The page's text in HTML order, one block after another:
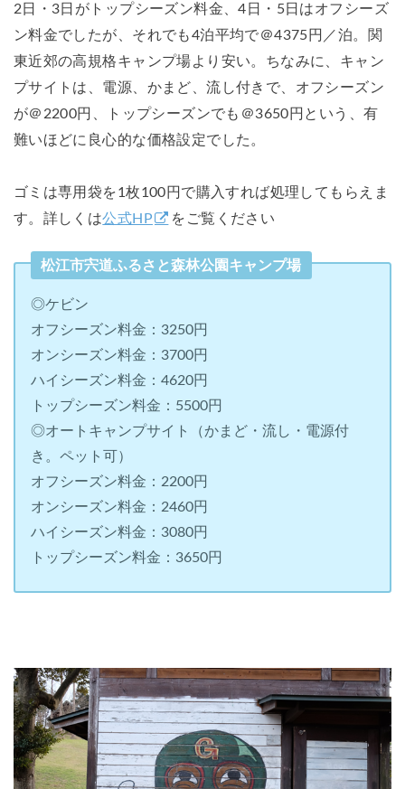
2日・3日がトップシーズン料金、4日・5日はオフシーズ
ン料金でしたが、それでも4泊平均で＠4375円／泊。関
東近郊の高規格キャンプ場より安い。ちなみに、キャン
プサイトは、電源、かまど、流し付きで、オフシーズン
が＠2200円、トップシーズンでも＠3650円という、有
難いほどに良心的な価格設定でした。
ゴミは専用袋を1枚100円で購入すれば処理してもらえま
す。詳しくは公式HP をご覧ください
松江市宍道ふるさと森林公園キャンプ場
◎ケビン
オフシーズン料金：3250円
オンシーズン料金：3700円
ハイシーズン料金：4620円
トップシーズン料金：5500円
◎オートキャンプサイト（かまど・流し・電源付
き。ペット可）
オフシーズン料金：2200円
オンシーズン料金：2460円
ハイシーズン料金：3080円
トップシーズン料金：3650円